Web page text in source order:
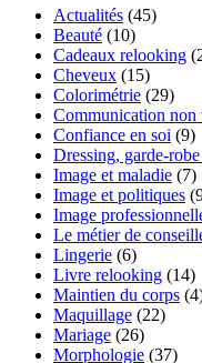
Actualités (45)
Beauté (10)
Cadeaux relooking
Cheveux (15)
Colorimétrie (29)
Communication non
Confiance en soi (9)
Dressing, garde-
Image et maladie (7)
Image et politiques
Image
Le métier de
Lingerie (6)
Livre relooking (14)
Maintien du corps
Maquillage (22)
Mariage (26)
Morphologie (37)